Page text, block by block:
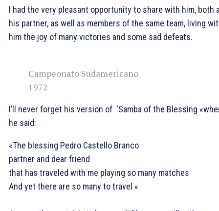
I had the very pleasant opportunity to share with him, both
his partner, as well as members of the same team, living
him the joy of many victories and some sad defeats.
Campeonato Sudamericano
1972
I’ll never forget his version of ‘Samba of the Blessing
he said:
«The blessing Pedro Castello Branco
partner and dear friend
that has traveled with me playing so many matches
And yet there are so many to travel «